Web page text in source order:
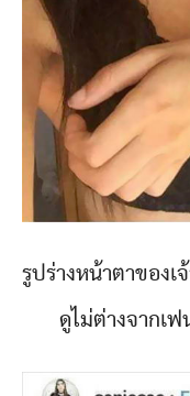
รูปร่างหน้าตาของ
ดูไม่ต่างจากเ